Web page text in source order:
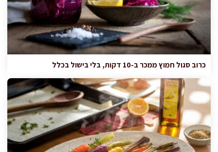
כרוב סגול חמוץ ממכר ב-10 דקות, בלי בישול בכלל